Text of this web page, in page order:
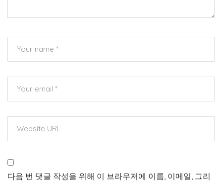
다음 번 댓글 작성을 위해 이 브라우저에 이름, 이메일, 그리